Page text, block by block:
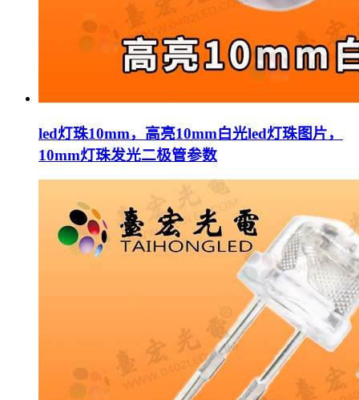
led灯珠10mm，高亮10mm白光led灯珠图片，
10mm灯珠发光二极管参数